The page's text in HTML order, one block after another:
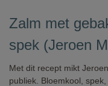
Zalm met
spek (Jeroen
Met dit recept mikt
publiek. Bloemkool, spek,